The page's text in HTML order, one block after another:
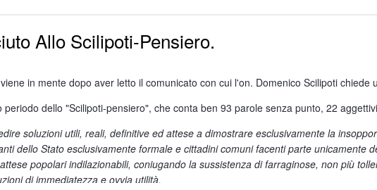
le distanze dai manifesti, scrivendo su Facebook: "Il genio di Steve Jobs ha
sua azienda multinazionale - per noi che ci battiamo per il software libero -
cordoglio per la scomparsa di un protagonista del nostro tempo, sia davvero
approvare una legge che, favorendo lo sviluppo e l'utilizzo del software libero
essere un sostituto del software commerciale, ma fino ad oggi, nessuno ha mai
e iPad si sarebbero potuti realizzare gratuitamente senza investimenti
globalizzata con slogan e con pensieri veterocomunisti?
Allo Scilipoti-Pensiero.
in mente dopo aver letto il comunicato con cui l'on. Domenico Scilipoti chiede
dello "Scilipoti-pensiero", che conta ben 93 parole senza punto, 22
soluzioni utili, reali, definitive ed attese a dimostrare esclusivamente la
dello Stato esclusivamente formale e cittadini comuni facenti parte unicamente
popolari indilazionabili, coniugando la sussistenza di farraginose, non più
di immediatezza e ovvia utilità.